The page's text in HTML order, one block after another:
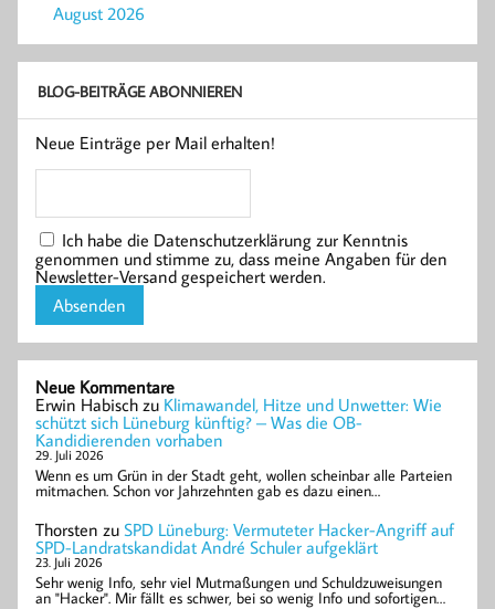
August 2026
BLOG-BEITRÄGE ABONNIEREN
Neue Einträge per Mail erhalten!
Ich habe die Datenschutzerklärung zur Kenntnis
genommen und stimme zu, dass meine Angaben für den
Newsletter-Versand gespeichert werden.
Neue Kommentare
Erwin Habisch zu Klimawandel, Hitze und Unwetter: Wie
schützt sich Lüneburg künftig? – Was die OB-
Kandidierenden vorhaben
29. Juli 2026
Wenn es um Grün in der Stadt geht, wollen scheinbar alle Parteien
mitmachen. Schon vor Jahrzehnten gab es dazu einen…
Thorsten zu SPD Lüneburg: Vermuteter Hacker-Angriff auf
SPD-Landratskandidat André Schuler aufgeklärt
23. Juli 2026
Sehr wenig Info, sehr viel Mutmaßungen und Schuldzuweisungen
an "Hacker". Mir fällt es schwer, bei so wenig Info und sofortigen…